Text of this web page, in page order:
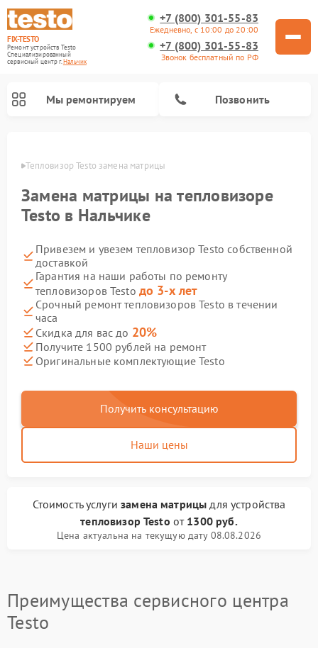
FIX-TESTO
Ремонт устройств Testo
Специализированный
cервисный центр г.Нальчик
+7 (800) 301-55-83
Ежедневно, с 10:00 до 20:00
+7 (800) 301-55-83
Звонок бесплатный по РФ
Мы ремонтируем Позвонить
Тепловизор Testo замена матрицы
Замена матрицы на тепловизоре
Testo в Нальчике
Привезем и увезем тепловизор Testo собственной
доставкой
Гарантия на наши работы по ремонту
тепловизоров Testo до 3-х лет
Срочный ремонт тепловизоров Testo в течении
часа
Скидка для вас до 20%
Получите 1500 рублей на ремонт
Оригинальные комплектующие Testo
Получить консультацию
Наши цены
Стоимость услугизамена матрицы для устройства
тепловизор Testo от 1300 руб.
Цена актуальна на текущую дату 08.08.2026
Преимущества сервисного центра
Testo